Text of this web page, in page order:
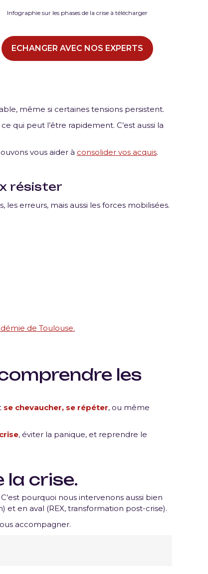
Infographie sur les phases de la crise à télécharger
ECHANGER AVEC NOS EXPERTS
même si certaines tensions persistent.
qui peut l’être rapidement. C’est aussi la
vous aider à consolider vos acquis.
résister
les erreurs, mais aussi les forces mobilisées.
de Toulouse.
les
se chevaucher, se répéter, ou même
, éviter la panique, et reprendre le
la crise.
C’est pourquoi nous intervenons aussi bien
en aval (REX, transformation post-crise).
accompagner.